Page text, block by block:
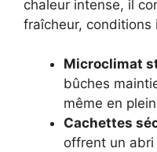
chaleur intense, il
fraîcheur, conditions
Microclimat
bûches
même en
Cachettes
offrent un